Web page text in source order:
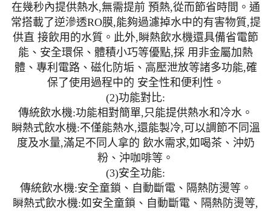
在幾秒內提供熱水,無需提前 預熱,從而節省時間。通
常搭載了逆滲透RO膜,能夠過濾掉水中的有害物質,提
供直 接飲用的水質。此外,瞬熱飲水機還具備省電節
能、安全環保、體積小巧等優點,採 用非金屬加熱
體、專利電路、磁化防垢、高壓泄放等諸多功能,確
保了使用過程中的 安全性和便利性。
(2)功能對比:
傳統飲水機:功能相對簡單,只能提供熱水和冷水。
瞬熱式飲水機:不僅能熱水,還能製冷,可以調節不同溫
度及水量,滿足不同人拿的 飲水需求,如喝茶、沖奶
粉、沖咖啡等。
(3)安全功能:
傳統飲水機:安全童鎖、自動斷電、隔熱防燙等。
瞬熱式飲水機:如安全童鎖、自動斷電、隔熱防燙等,